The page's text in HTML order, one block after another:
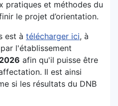
pratiques et méthodes du
le projet d’orientation.
est à télécharger ici, à
l'établissement
afin qu'il puisse être
Il est ainsi
si les résultats du DNB